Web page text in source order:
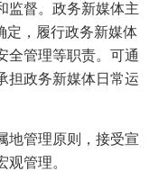
监督。政务新媒体主
定，履行政务新媒体
全管理等职责。可通
担政务新媒体日常运
地管理原则，接受宣
管理。